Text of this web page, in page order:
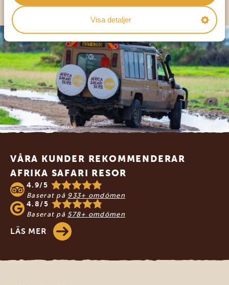
Visa detaljer
Footer
VÅRA KUNDER REKOMMENDERAR
AFRIKA SAFARI RESOR
4.9/5
Baserat på 933+ omdömen
4.8/5
Baserat på 578+ omdömen
LÄS MER